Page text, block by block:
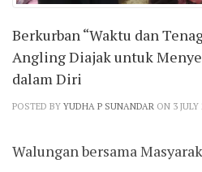
Berkurban “Waktu dan
Angling Diajak untuk
dalam Diri
POSTED BY YUDHA P SUNANDAR ON 3 JULY
Walungan bersama